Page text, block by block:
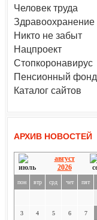
Человек труда
Здравоохранение
Никто не забыт
Нацпроект
Стопкоронавирус
Пенсионный фонд
Каталог сайтов
АРХИВ НОВОСТЕЙ
август
2026
пон втр срд чет пят
3 4 5 6 7